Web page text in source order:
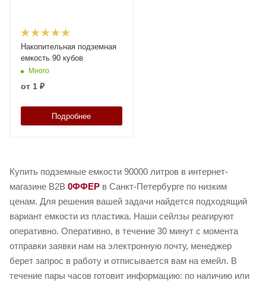
Накопительная подземная
емкость 90 кубов
Много
от 1 ₽
Подробнее
Купить подземные емкости 90000 литров в интернет-
магазине B2B 0ФФЕР в Санкт-Петербурге по низким
ценам. Для решения вашей задачи найдется подходящий
вариант емкости из пластика. Наши сейлзы реагируют
оперативно. Оперативно, в течение 30 минут с момента
отправки заявки нам на электронную почту, менеджер
берет запрос в работу и отписывается вам на емейл. В
течение пары часов готовит информацию: по наличию или